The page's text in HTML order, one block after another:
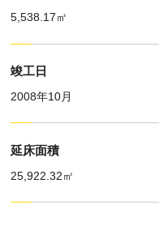
5,538.17㎡
竣工日
2008年10月
延床面積
25,922.32㎡